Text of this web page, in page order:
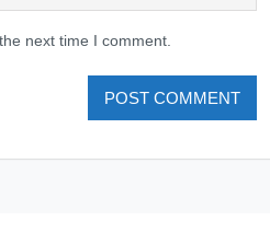
next time I comment.